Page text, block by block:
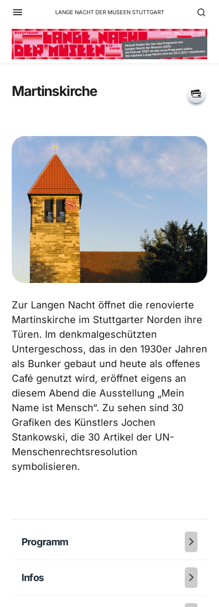
LANGE NACHT DER MUSEEN STUTTGART
Martinskirche
Zur Langen Nacht öffnet die renovierte
Martinskirche im Stuttgarter Norden ihre
Türen. Im denkmalgeschützten
Untergeschoss, das in den 1930er Jahren
als Bunker gebaut und heute als offenes
Café genutzt wird, eröffnet eigens an
diesem Abend die Ausstellung „Mein
Name ist Mensch“. Zu sehen sind 30
Grafiken des Künstlers Jochen
Stankowski, die 30 Artikel der UN-
Menschenrechtsresolution
symbolisieren.
Programm
Infos